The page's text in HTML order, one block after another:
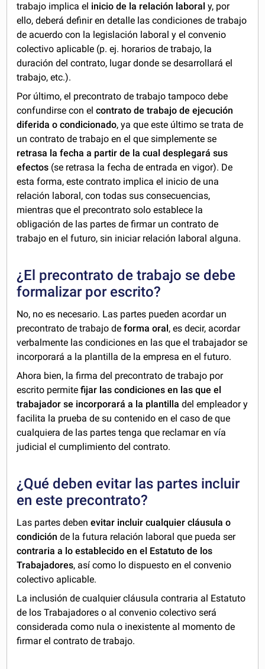
trabajo implica el inicio de la relación laboraly, por
ello, deberá definir en detalle las condiciones de trabajo
de acuerdo con la legislación laboral y el convenio
colectivo aplicable (p. ej. horarios de trabajo, la
duración del contrato, lugar donde se desarrollará el
trabajo, etc.).
Por último, el precontrato de trabajo tampoco debe
confundirse con elcontrato de trabajo de ejecución
diferida o condicionado, ya que este último se trata de
un contrato de trabajo en el que simplemente se
retrasa la fecha a partir de la cual desplegará sus
efectos (se retrasa la fecha de entrada en vigor). De
esta forma, este contrato implica el inicio de una
relación laboral, con todas sus consecuencias,
mientras que el precontrato solo establece la
obligación de las partes de firmar un contrato de
trabajo en el futuro, sin iniciar relación laboral alguna.
¿El precontrato de trabajo se debe
formalizar por escrito?
No, no es necesario. Las partes pueden acordar un
precontrato de trabajo deforma oral, es decir, acordar
verbalmente las condiciones en las que el trabajador se
incorporará a la plantilla de la empresa en el futuro.
Ahora bien, la firma del precontrato de trabajo por
escrito permite fijar las condiciones en las que el
trabajador se incorporará a la plantilladel empleador y
facilita la prueba de su contenido en el caso de que
cualquiera de las partes tenga que reclamar en vía
judicial el cumplimiento del contrato.
¿Qué deben evitar las partes incluir
en este precontrato?
Las partes debenevitar incluir cualquier cláusula o
condición de la futura relación laboral que pueda ser
contraria a lo establecido en el Estatuto de los
Trabajadores, así como lo dispuesto en el convenio
colectivo aplicable.
La inclusión de cualquier cláusula contraria al Estatuto
de los Trabajadores o al convenio colectivo será
considerada como nula o inexistente al momento de
firmar el contrato de trabajo.